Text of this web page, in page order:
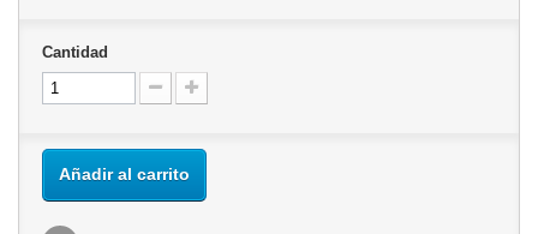
Cantidad
Añadir al carrito